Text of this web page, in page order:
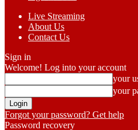
Live Streaming
About Us
Contact Us
Sign in
Welcome! Log into your account
your
your
Forgot your password? Get help
Password recovery